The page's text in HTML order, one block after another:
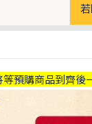
預購商品到齊